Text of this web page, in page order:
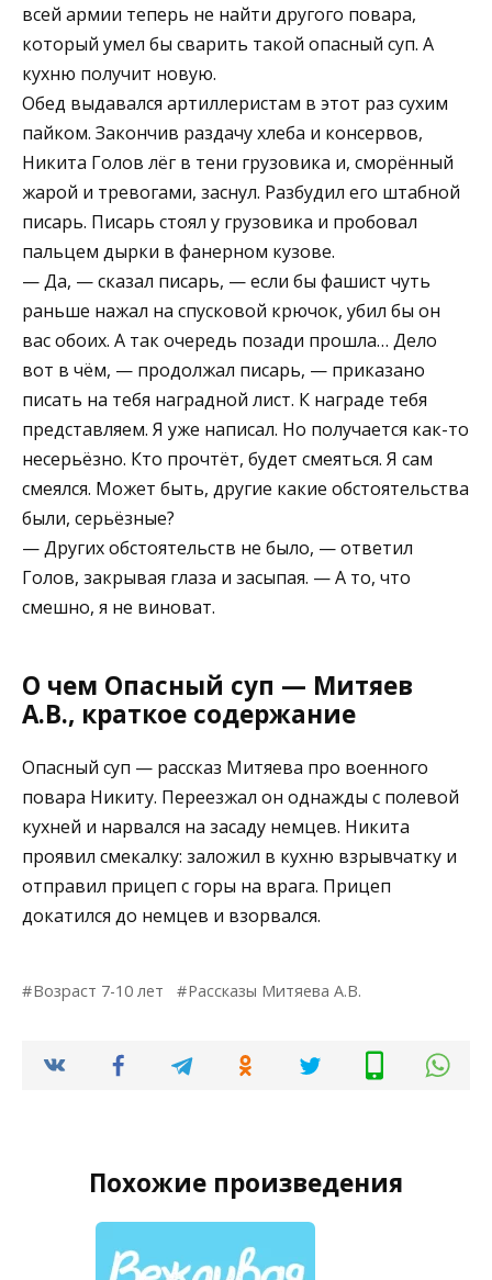
всей армии теперь не найти другого повара,
который умел бы сварить такой опасный суп. А
кухню получит новую.
Обед выдавался артиллеристам в этот раз сухим
пайком. Закончив раздачу хлеба и консервов,
Никита Голов лёг в тени грузовика и, сморённый
жарой и тревогами, заснул. Разбудил его штабной
писарь. Писарь стоял у грузовика и пробовал
пальцем дырки в фанерном кузове.
— Да, — сказал писарь, — если бы фашист чуть
раньше нажал на спусковой крючок, убил бы он
вас обоих. А так очередь позади прошла… Дело
вот в чём, — продолжал писарь, — приказано
писать на тебя наградной лист. К награде тебя
представляем. Я уже написал. Но получается как-то
несерьёзно. Кто прочтёт, будет смеяться. Я сам
смеялся. Может быть, другие какие обстоятельства
были, серьёзные?
— Других обстоятельств не было, — ответил
Голов, закрывая глаза и засыпая. — А то, что
смешно, я не виноват.
О чем Опасный суп — Митяев
А.В., краткое содержание
Опасный суп — рассказ Митяева про военного
повара Никиту. Переезжал он однажды с полевой
кухней и нарвался на засаду немцев. Никита
проявил смекалку: заложил в кухню взрывчатку и
отправил прицеп с горы на врага. Прицеп
докатился до немцев и взорвался.
Возраст 7-10 лет Рассказы Митяева А.В.
Похожие произведения